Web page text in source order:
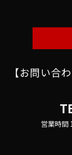
【お問い合
営業時間